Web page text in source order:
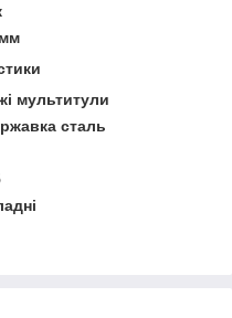
мультитули
сталь